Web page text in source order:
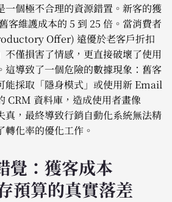
一個極不合理的資源錯置。新客的獲
客維護成本的 5 到 25 倍。當消費者
Offer) 遠優於老客戶折扣
不僅損害了情感，更直接破壞了使用
這導致了一個危險的數據現象：舊客
能採取「隱身模式」或使用新 Email
CRM 資料庫，造成使用者畫像
，最終導致行銷自動化系統無法精
化率的優化工作。
覺：獲客成本
預算的真實落差